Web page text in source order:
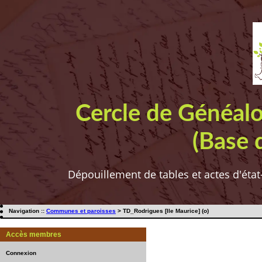
Cercle de
(Base
Dépouillement de tables et actes
Navigation :: Communes et paroisses > TD_Rodrigues [Ile Maurice] (o)
Accès membres
Connexion